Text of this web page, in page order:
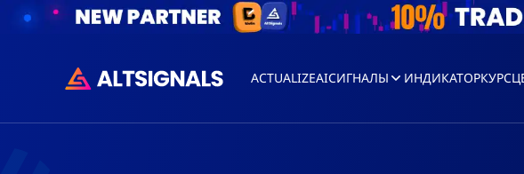
ACTUALIZEAIСИГНАЛЫ ИНДИКАТОРКУРС